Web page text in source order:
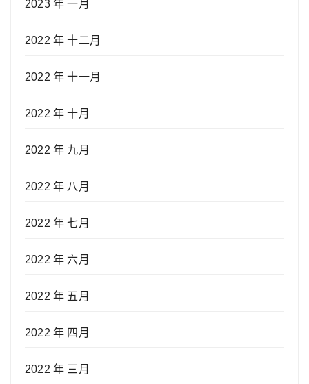
2023 年 一月
2022 年 十二月
2022 年 十一月
2022 年 十月
2022 年 九月
2022 年 八月
2022 年 七月
2022 年 六月
2022 年 五月
2022 年 四月
2022 年 三月